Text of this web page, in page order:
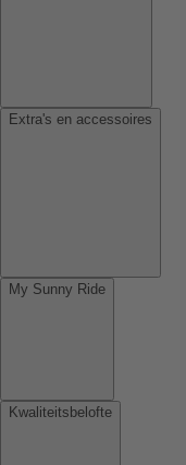
Extra's en accessoires
My Sunny Ride
Kwaliteitsbelofte